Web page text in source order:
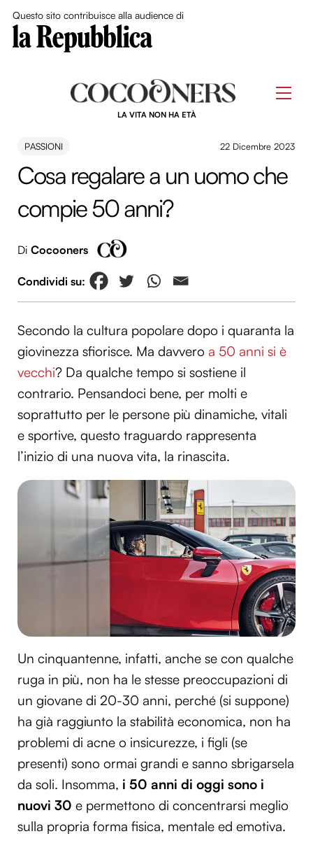
Questo sito contribuisce alla audience di
LA VITA NON HA ETÀ
PASSIONI 22 Dicembre 2023
Cosa regalare a un uomo che
compie 50 anni?
Di Cocooners
Secondo la cultura popolare dopo i quaranta la
giovinezza sfiorisce. Ma davvero a 50 anni si è
vecchi? Da qualche tempo si sostiene il
contrario. Pensandoci bene, per molti e
soprattutto per le persone più dinamiche, vitali
e sportive, questo traguardo rappresenta
l’inizio di una nuova vita, la rinascita.
Un cinquantenne, infatti, anche se con qualche
ruga in più, non ha le stesse preoccupazioni di
un giovane di 20-30 anni, perché (si suppone)
ha già raggiunto la stabilità economica, non ha
problemi di acne o insicurezze, i figli (se
presenti) sono ormai grandi e sanno sbrigarsela
da soli. Insomma, i 50 anni di oggi sono i
nuovi 30 e permettono di concentrarsi meglio
sulla propria forma fisica, mentale ed emotiva.